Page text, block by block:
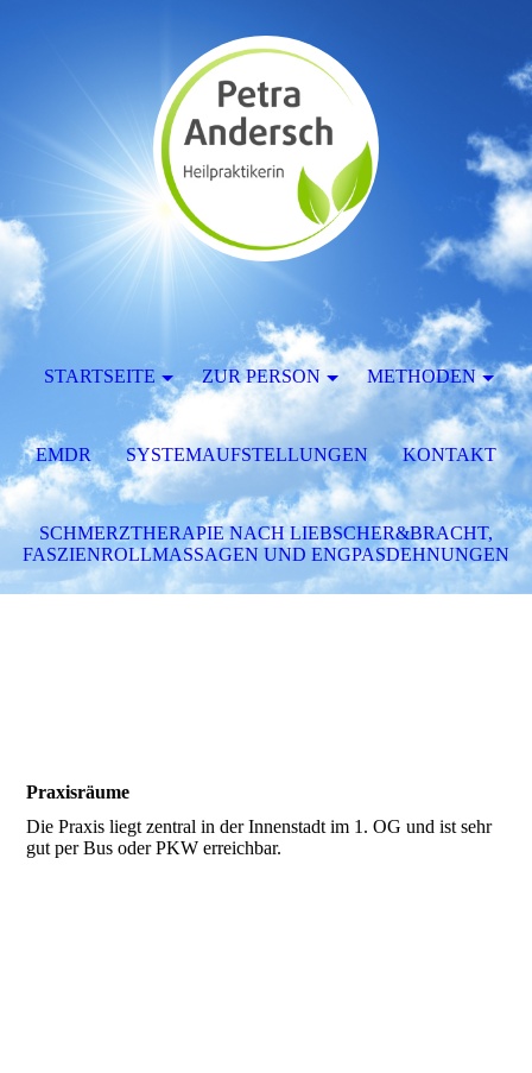
Praxisräume
Die Praxis liegt zentral in der Innenstadt im 1. OG und ist sehr
gut per Bus oder PKW erreichbar.
STARTSEITE ZUR PERSON METHODEN
EMDR SYSTEMAUFSTELLUNGEN KONTAKT
SCHMERZTHERAPIE NACH LIEBSCHER&BRACHT,
FASZIENROLLMASSAGEN UND ENGPASDEHNUNGEN